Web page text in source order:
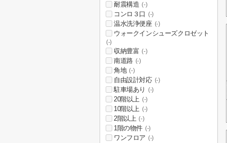
耐震構造 (-)
コンロ３口 (-)
温水洗浄便座 (-)
ウォークインシューズクロゼット
(-)
収納豊富 (-)
南道路 (-)
角地 (-)
自由設計対応 (-)
駐車場あり (-)
20階以上 (-)
10階以上 (-)
2階以上 (-)
1階の物件 (-)
ワンフロア (-)